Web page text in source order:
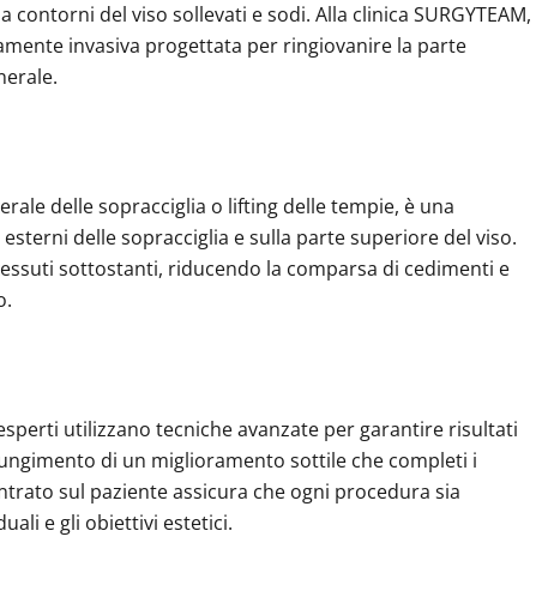
del viso sollevati e sodi. Alla clinica SURGYTEAM,
invasiva progettata per ringiovanire la parte
delle sopracciglia o lifting delle tempie, è una
delle sopracciglia e sulla parte superiore del viso.
sottostanti, riducendo la comparsa di cedimenti e
utilizzano tecniche avanzate per garantire risultati
di un miglioramento sottile che completi i
sul paziente assicura che ogni procedura sia
e gli obiettivi estetici.